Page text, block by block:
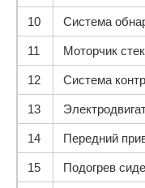
10 Система
11 Моторчик
12 Система
13
14 Передний
15 Подогрев